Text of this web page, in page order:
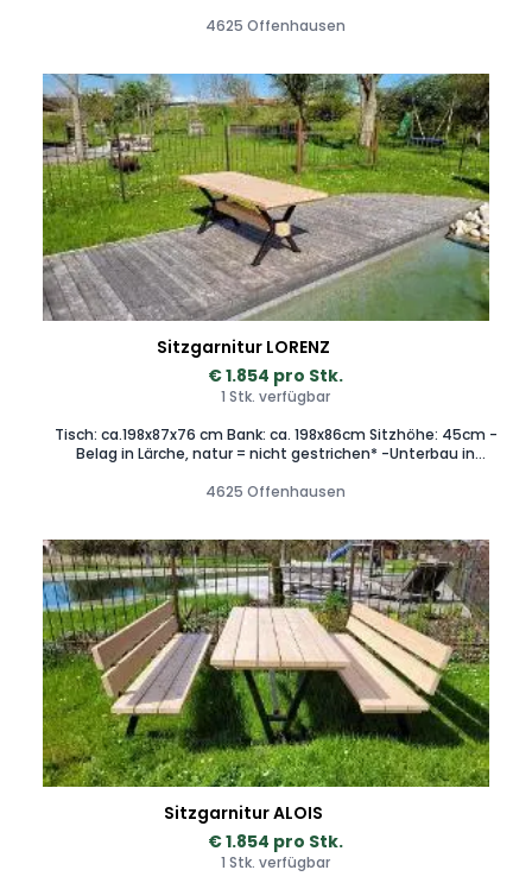
Tisch geschoben werden können.
4625 Offenhausen
Sitzgarnitur LORENZ
€ 1.854 pro Stk.
1 Stk. verfügbar
Tisch: ca.198x87x76 cm Bank: ca. 198x86cm Sitzhöhe: 45cm -
Belag in Lärche, natur = nicht gestrichen* -Unterbau in
pulverbeschichtet -massive Bauweise -fertig
4625 Offenhausen
Sitzgarnitur ALOIS
€ 1.854 pro Stk.
1 Stk. verfügbar